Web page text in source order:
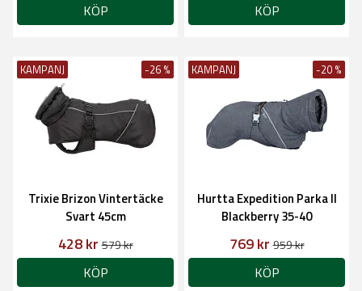
KÖP KÖP
KAMPANJ -26 %
Trixie Brizon Vintertäcke
Svart 45cm
428 kr579 kr
KÖP
KAMPANJ -20 %
Hurtta Expedition Parka II
Blackberry 35-40
769 kr959 kr
KÖP